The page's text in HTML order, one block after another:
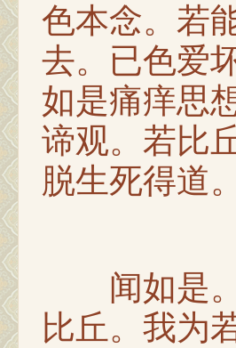
色本念。若
去。已色爱
如是痛痒思
谛观。若比
脱生死得道
闻如是。
比丘。我为